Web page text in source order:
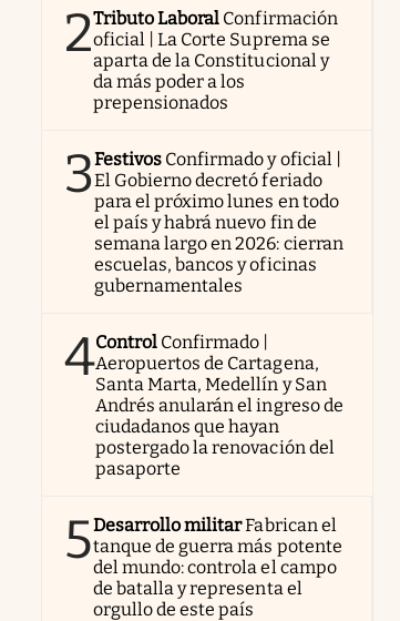
2Tributo Laboral Confirmación
oficial | La Corte Suprema se
aparta de la Constitucional y
da más poder a los
prepensionados
3Festivos Confirmado y oficial |
El Gobierno decretó feriado
para el próximo lunes en todo
el país y habrá nuevo fin de
semana largo en 2026: cierran
escuelas, bancos y oficinas
gubernamentales
4Control Confirmado |
Aeropuertos de Cartagena,
Santa Marta, Medellín y San
Andrés anularán el ingreso de
ciudadanos que hayan
postergado la renovación del
pasaporte
5Desarrollo militarFabrican el
tanque de guerra más potente
del mundo: controla el campo
de batalla y representa el
orgullo de este país